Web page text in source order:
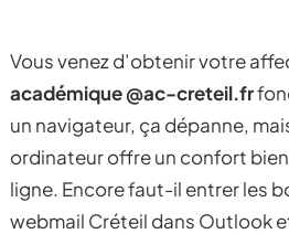
Vous venez d’obtenir votre
académique @ac-creteil.fr
un navigateur, ça dépanne,
ordinateur offre un confort
ligne. Encore faut-il entrer les
webmail Créteil dans Outlook